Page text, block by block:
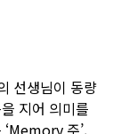
선생님이 동량
지어 의미를
주’,